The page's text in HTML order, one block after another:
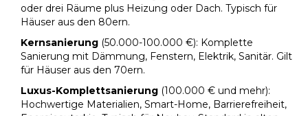
oder drei Räume plus Heizung oder Dach. Typisch für
Häuser aus den 80ern.
Kernsanierung (50.000-100.000 €): Komplette
Sanierung mit Dämmung, Fenstern, Elektrik, Sanitär. Gilt
für Häuser aus den 70ern.
Luxus-Komplettsanierung (100.000 € und mehr):
Hochwertige Materialien, Smart-Home, Barrierefreiheit,